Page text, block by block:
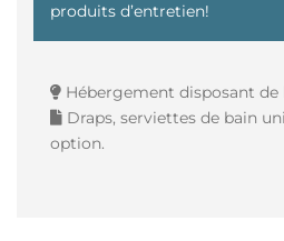
produits d’entretien!
Hébergement disposant de
Draps, serviettes de bain
option.